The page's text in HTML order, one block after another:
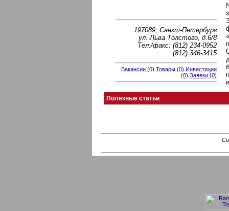
197089, Санкт-Петербург
ул. Льва Толстого, д.6/8
Тел./факс: (812) 234-0952
(812) 346-3415
Вакансии (0) Товары (0) Инвестиции
(0) Заявки (0)
Полезные статьи